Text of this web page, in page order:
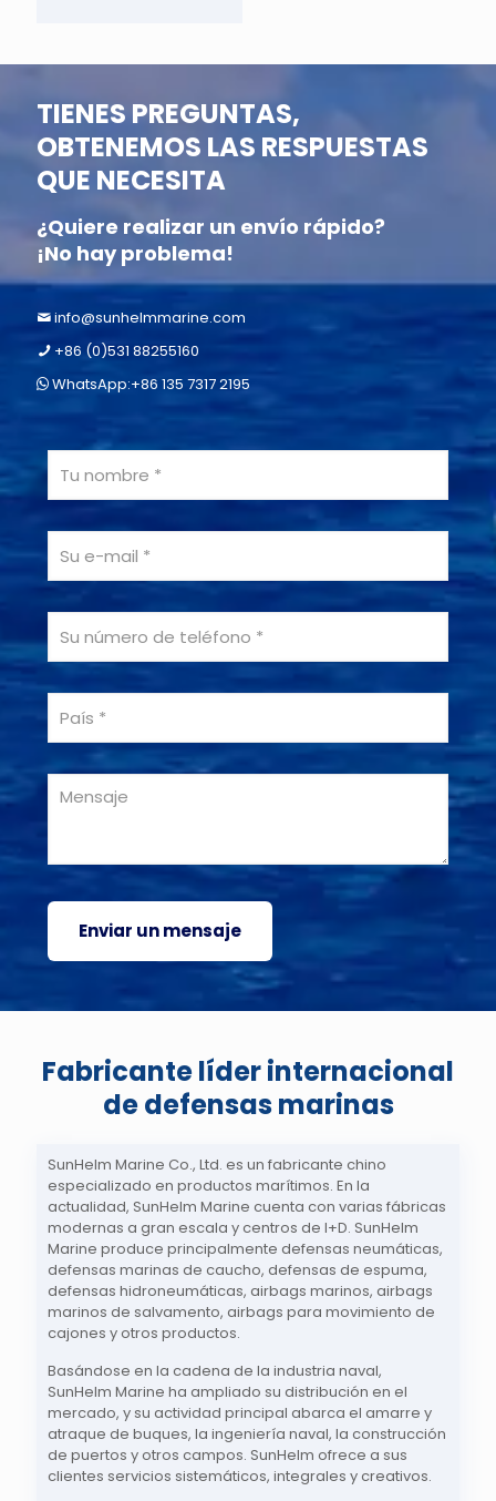
TIENES PREGUNTAS,
OBTENEMOS LAS RESPUESTAS
QUE NECESITA
¿Quiere realizar un envío rápido?
¡No hay problema!
info@sunhelmmarine.com
+86 (0)531 88255160
WhatsApp:+86 135 7317 2195
Fabricante líder internacional
de defensas marinas
SunHelm Marine Co., Ltd. es un fabricante chino
especializado en productos marítimos. En la
actualidad, SunHelm Marine cuenta con varias fábricas
modernas a gran escala y centros de I+D. SunHelm
Marine produce principalmente defensas neumáticas,
defensas marinas de caucho, defensas de espuma,
defensas hidroneumáticas, airbags marinos, airbags
marinos de salvamento, airbags para movimiento de
cajones y otros productos.
Basándose en la cadena de la industria naval,
SunHelm Marine ha ampliado su distribución en el
mercado, y su actividad principal abarca el amarre y
atraque de buques, la ingeniería naval, la construcción
de puertos y otros campos. SunHelm ofrece a sus
clientes servicios sistemáticos, integrales y creativos.